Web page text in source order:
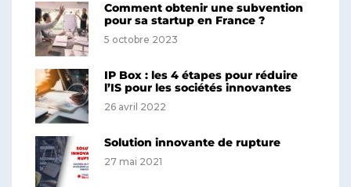
Comment obtenir une subvention
pour sa startup en France ?
5 octobre 2023
IP Box : les 4 étapes pour réduire
l’IS pour les sociétés innovantes
26 avril 2022
Solution innovante de rupture
27 mai 2021